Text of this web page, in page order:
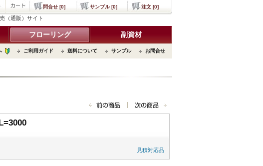
（通販）サイト
フローリング 副資材
ご利用ガイド 送料について サンプル お問合せ
問合せ [0] サンプル [0] 注文 [0]
見積対応品